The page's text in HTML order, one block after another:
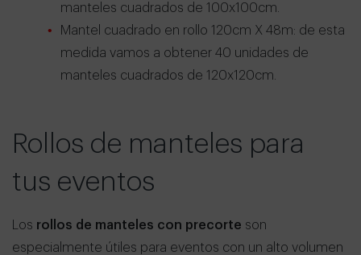
manteles cuadrados de 100x100cm.
Mantel cuadrado en rollo 120cm X 48m: de esta
medida vamos a obtener 40 unidades de
manteles cuadrados de 120x120cm.
Rollos de manteles para
tus eventos
Los rollos de manteles con precorte son
especialmente útiles para eventos con un alto volumen